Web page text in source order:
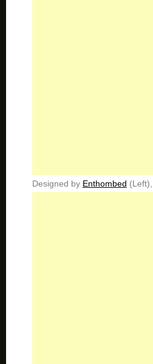
Designed by Enthombed (Left),